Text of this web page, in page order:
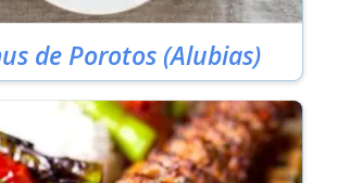
de Porotos (Alubias)